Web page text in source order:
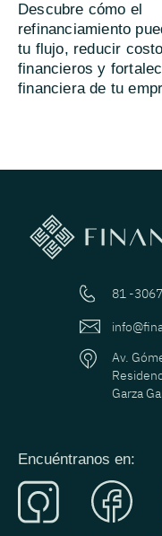
Descubre cómo el
refinanciamiento
tu flujo, reducir
financieros y
financiera de tu
81 -
Av.
Garza
Encuéntranos en: